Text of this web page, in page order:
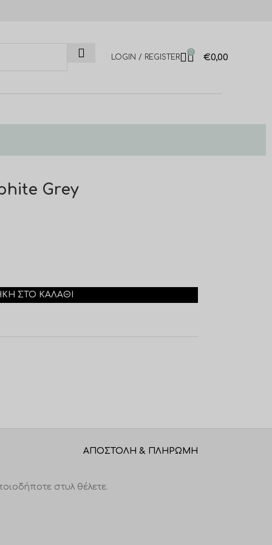
LOGIN / REGISTER
0
€0,00
Grey
ΣΤΟ ΚΑΛΆΘΙ
ΑΠΟΣΤΟΛΉ & ΠΛΗΡΩΜΉ
στυλ θέλετε.